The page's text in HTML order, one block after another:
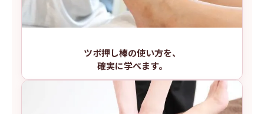
ツボ押し棒の使い方を、
確実に学べます。